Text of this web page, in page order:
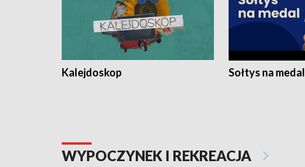
Kalejdoskop Sołtys na medal
WYPOCZYNEK I REKREACJA